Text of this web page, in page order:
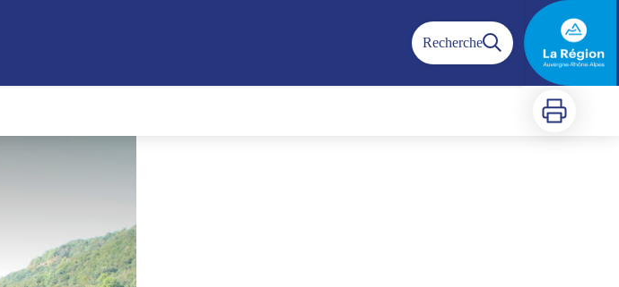
Recherche
Imprimer